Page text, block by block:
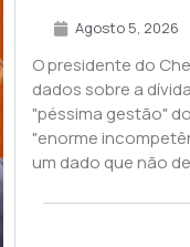
Agosto 5, 2026
O presidente do
dados sobre a
"péssima gestão"
"enorme
um dado que não